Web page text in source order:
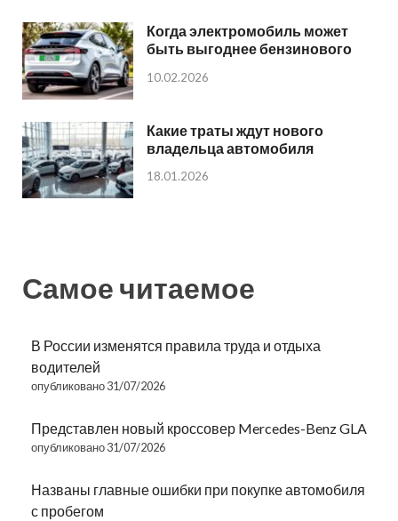
Когда электромобиль может
быть выгоднее бензинового
10.02.2026
Какие траты ждут нового
владельца автомобиля
18.01.2026
Самое читаемое
В России изменятся правила труда и отдыха
водителей
опубликовано 31/07/2026
Представлен новый кроссовер Mercedes-Benz GLA
опубликовано 31/07/2026
Названы главные ошибки при покупке автомобиля
с пробегом